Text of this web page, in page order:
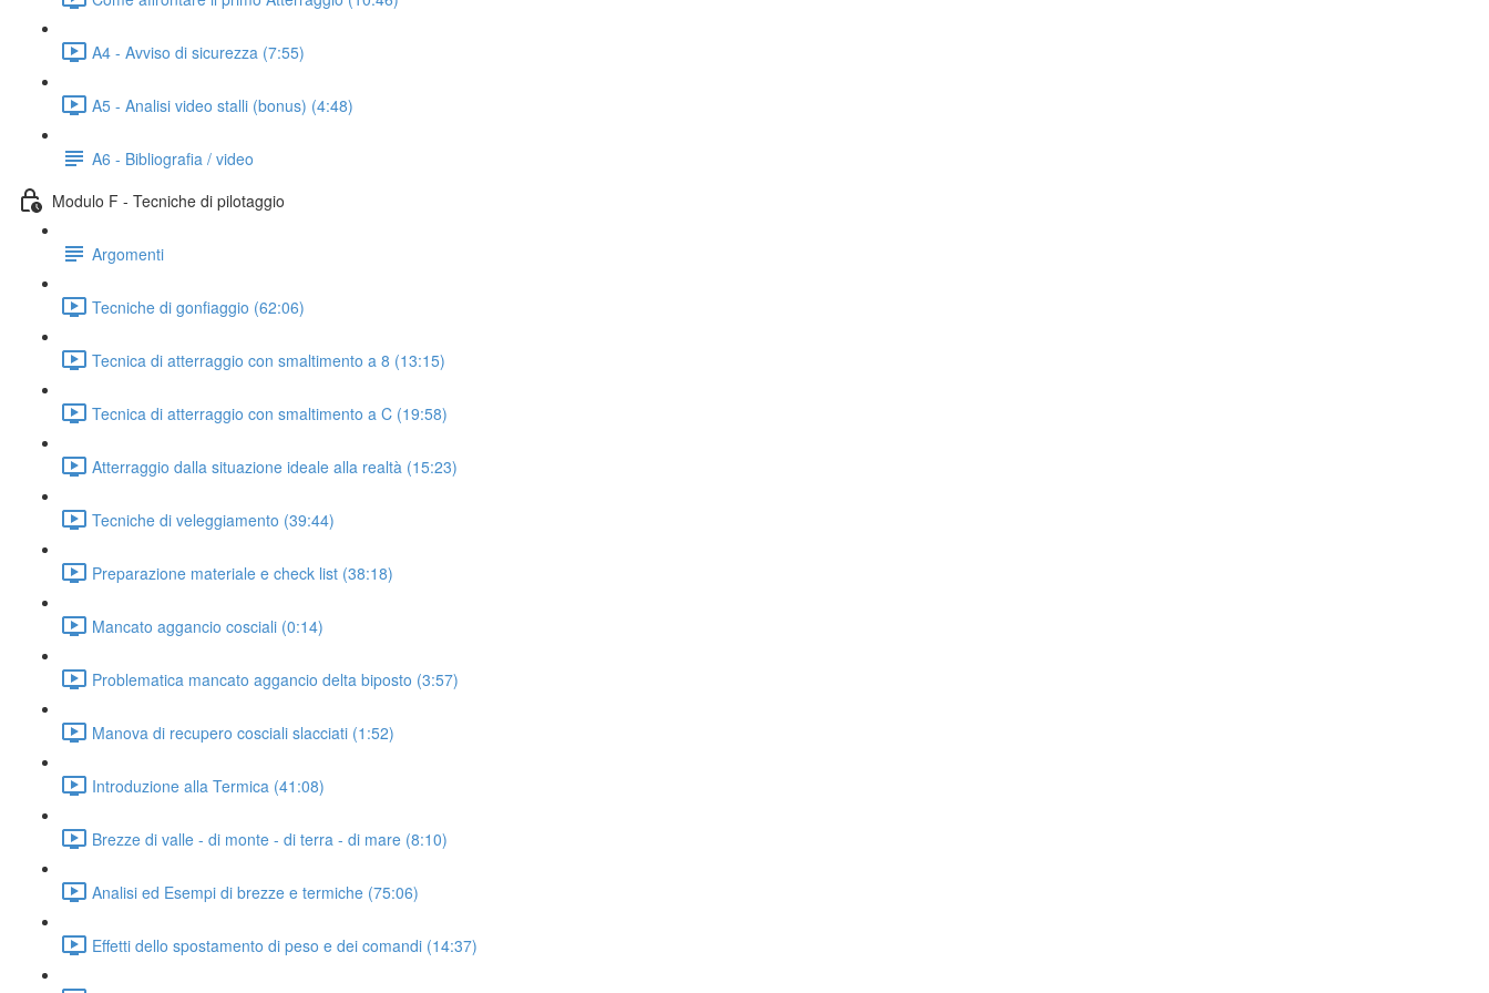
A4 - Avviso di sicurezza (7:55)
A5 - Analisi video stalli (bonus) (4:48)
A6 - Bibliografia / video
Modulo F - Tecniche di pilotaggio
Argomenti
Tecniche di gonfiaggio (62:06)
Tecnica di atterraggio con smaltimento a 8 (13:15)
Tecnica di atterraggio con smaltimento a C (19:58)
Atterraggio dalla situazione ideale alla realtà (15:23)
Tecniche di veleggiamento (39:44)
Preparazione materiale e check list (38:18)
Mancato aggancio cosciali (0:14)
Problematica mancato aggancio delta biposto (3:57)
Manova di recupero cosciali slacciati (1:52)
Introduzione alla Termica (41:08)
Brezze di valle - di monte - di terra - di mare (8:10)
Analisi ed Esempi di brezze e termiche (75:06)
Effetti dello spostamento di peso e dei comandi (14:37)